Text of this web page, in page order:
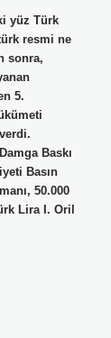
yüz Türk
resmi ne
sonra,
5.
Baskı
Basın
50.000
Lira I. Oril